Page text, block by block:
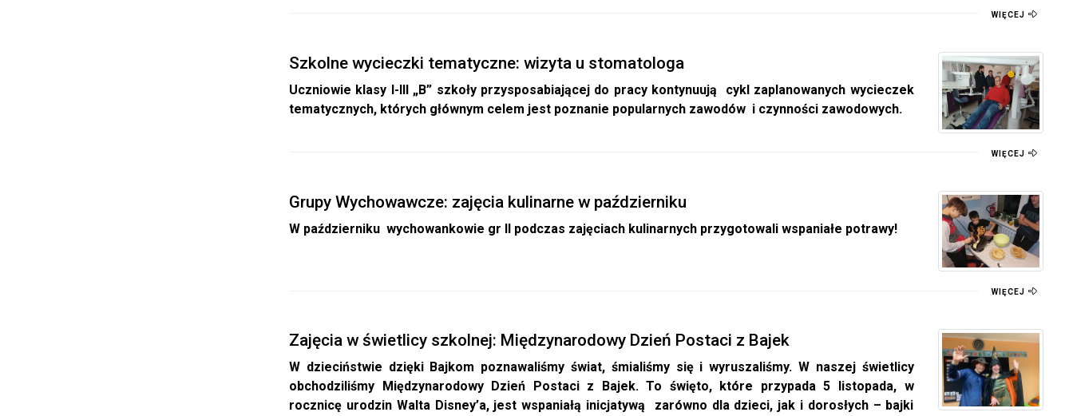
WIĘCEJ
Szkolne wycieczki tematyczne: wizyta u stomatologa
Uczniowie klasy I-III „B” szkoły przysposabiającej do pracy kontynuują cykl zaplanowanych wycieczek
tematycznych, których głównym celem jest poznanie popularnych zawodów i czynności zawodowych.
WIĘCEJ
Grupy Wychowawcze: zajęcia kulinarne w październiku
W październiku wychowankowie gr II podczas zajęciach kulinarnych przygotowali wspaniałe potrawy!
WIĘCEJ
Zajęcia w świetlicy szkolnej: Międzynarodowy Dzień Postaci z Bajek
W dzieciństwie dzięki Bajkom poznawaliśmy świat, śmialiśmy się i wyruszaliśmy. W naszej świetlicy
obchodziliśmy Międzynarodowy Dzień Postaci z Bajek. To święto, które przypada 5 listopada, w
rocznicę urodzin Walta Disney’a, jest wspaniałą inicjatywą zarówno dla dzieci, jak i dorosłych – bajki